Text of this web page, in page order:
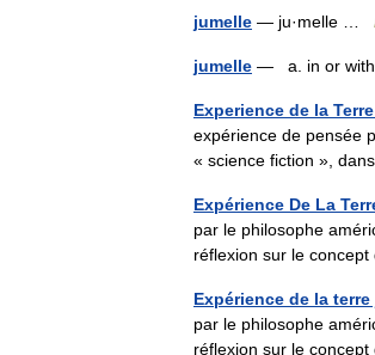
jumelle — ju·melle …
jumelle — a. in or
Experience de la
expérience de pensée
« science fiction »,
Expérience De La
par le philosophe
réflexion sur le
Expérience de la
par le philosophe
réflexion sur le